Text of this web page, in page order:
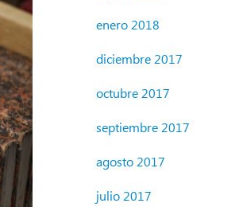
enero 2018
diciembre 2017
octubre 2017
septiembre 2017
agosto 2017
julio 2017